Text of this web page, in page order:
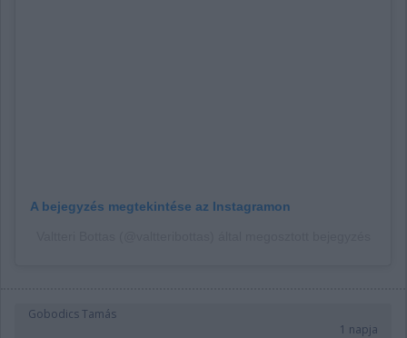
A bejegyzés megtekintése az Instagramon
Gobodics Tamás
1 napja